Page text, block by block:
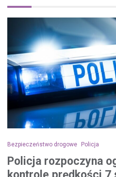
Bezpieczeństwo drogowe Policja
Policja rozpoczyna